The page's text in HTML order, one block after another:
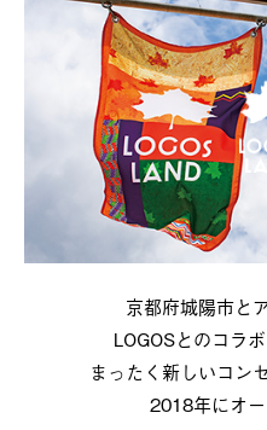
京都府城陽市と
LOGOSとのコラ
まったく新しいコン
2018年にオー